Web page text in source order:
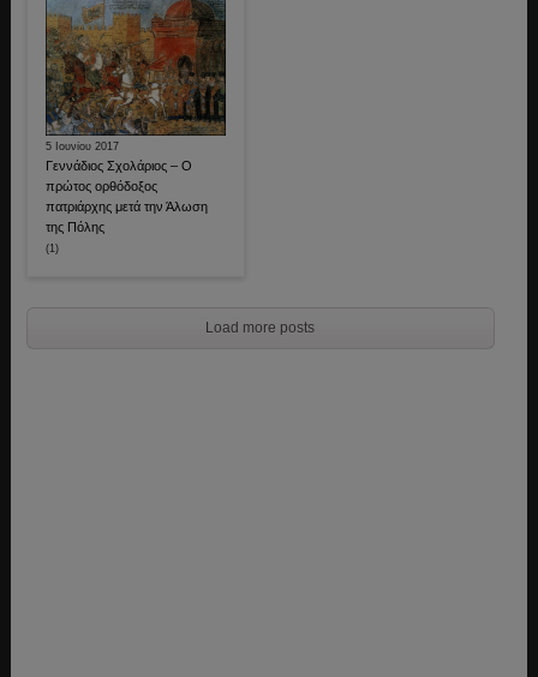
5 Ιουνίου 2017
Γεννάδιος Σχολάριος – Ο
πρώτος ορθόδοξος
πατριάρχης μετά την Άλωση
της Πόλης
(1)
Load more posts